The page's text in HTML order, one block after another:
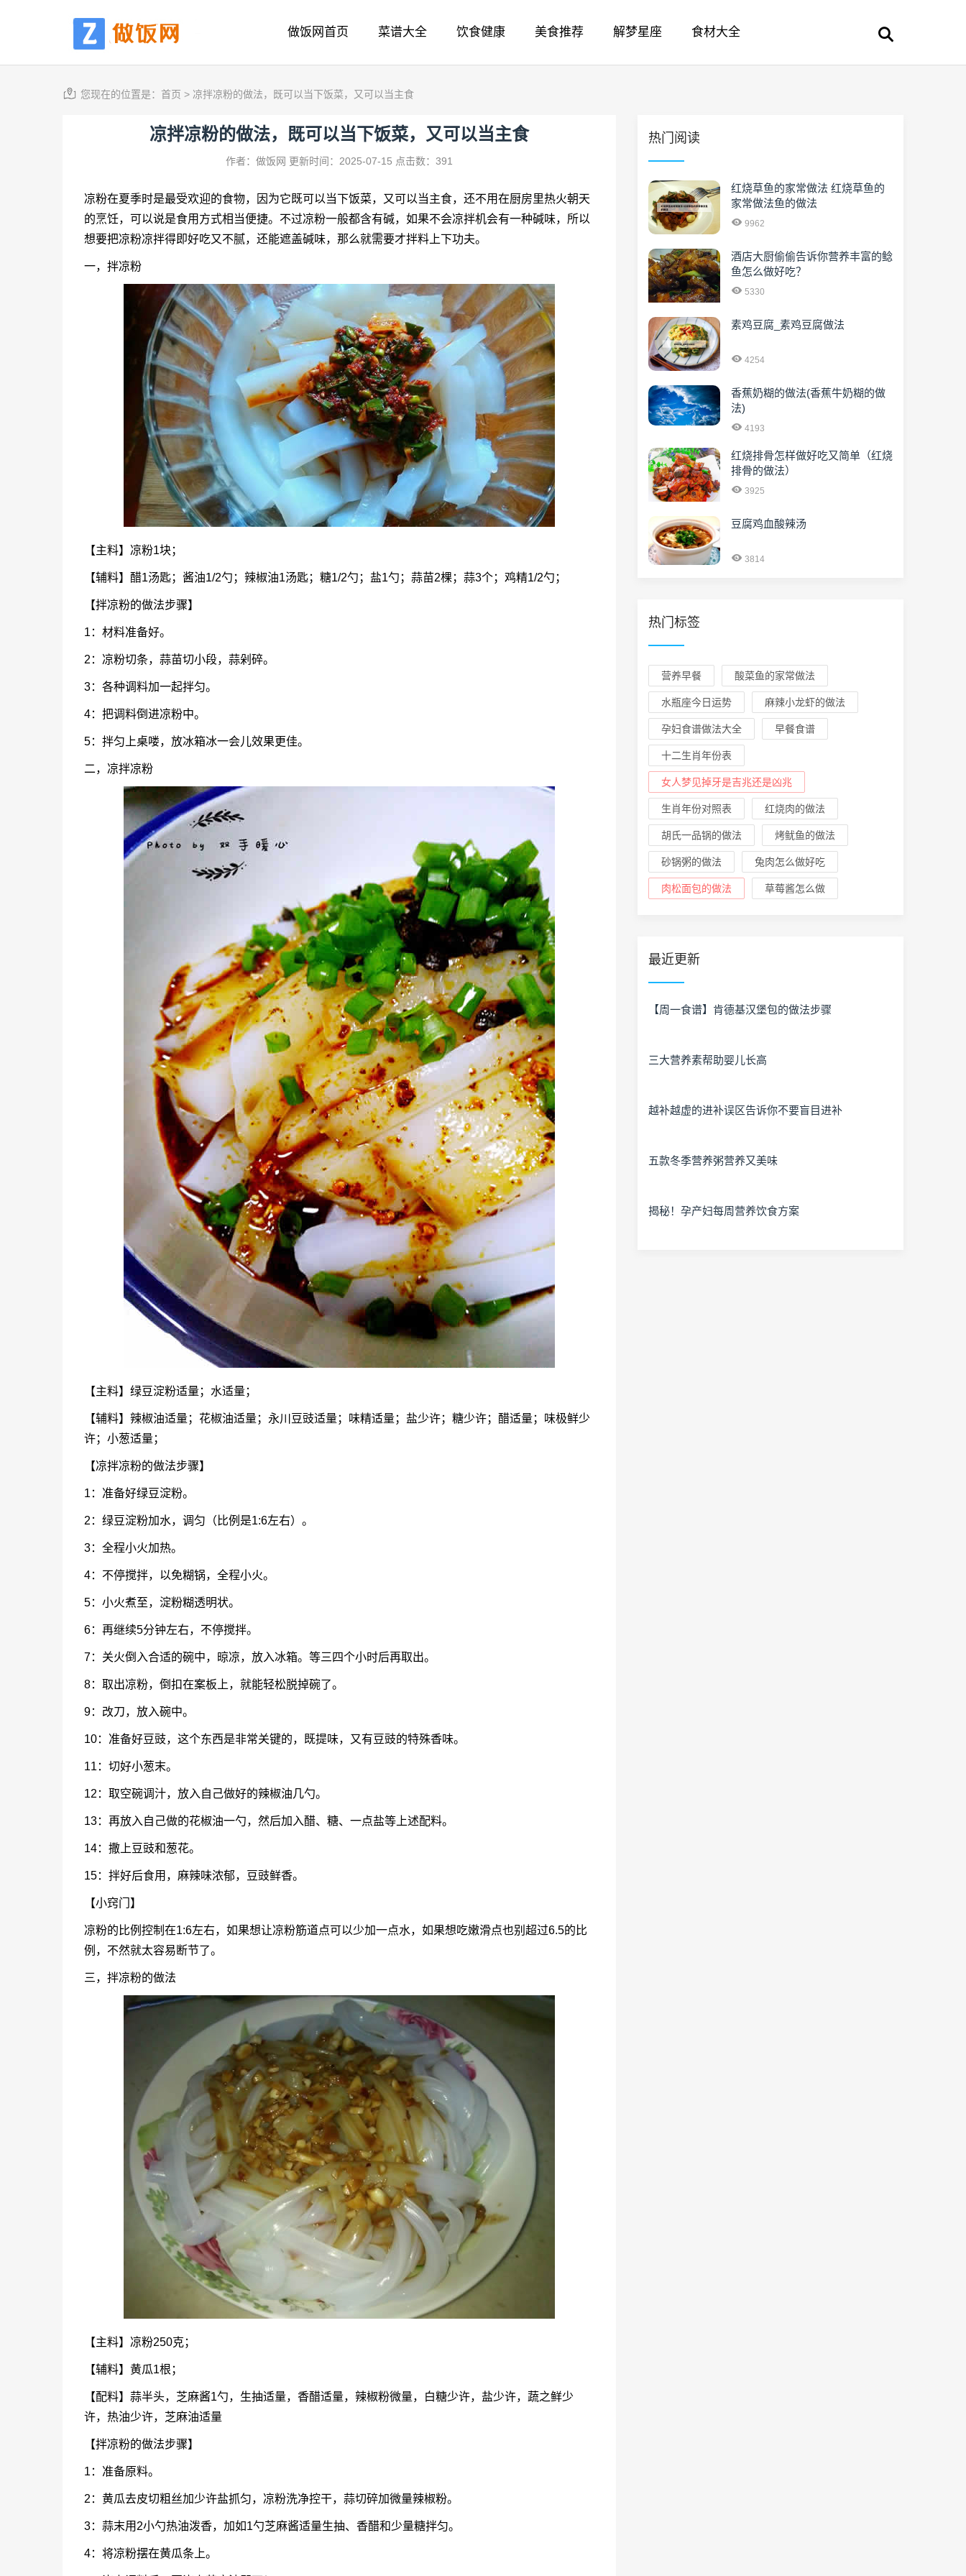
做饭网首页 菜谱大全 饮食健康 美食推荐 解梦星座 食材大全
您现在的位置是： 首页 > 凉拌凉粉的做法，既可以当下饭菜，又可以当主食
凉拌凉粉的做法，既可以当下饭菜，又可以当主食
作者：做饭网 更新时间：2025-07-15 点击数：391
凉粉在夏季时是最受欢迎的食物，因为它既可以当下饭菜，又可以当主食，还不用在厨房里热火朝天
的烹饪，可以说是食用方式相当便捷。不过凉粉一般都含有碱，如果不会凉拌机会有一种碱味，所以
想要把凉粉凉拌得即好吃又不腻，还能遮盖碱味，那么就需要才拌料上下功夫。
一，拌凉粉
【主料】凉粉1块；
【辅料】醋1汤匙；酱油1/2勺；辣椒油1汤匙；糖1/2勺；盐1勺；蒜苗2棵；蒜3个；鸡精1/2勺；
【拌凉粉的做法步骤】
1：材料准备好。
2：凉粉切条，蒜苗切小段，蒜剁碎。
3：各种调料加一起拌匀。
4：把调料倒进凉粉中。
5：拌匀上桌喽，放冰箱冰一会儿效果更佳。
二，凉拌凉粉
【主料】绿豆淀粉适量；水适量；
【辅料】辣椒油适量；花椒油适量；永川豆豉适量；味精适量；盐少许；糖少许；醋适量；味极鲜少
许；小葱适量；
【凉拌凉粉的做法步骤】
1：准备好绿豆淀粉。
2：绿豆淀粉加水，调匀（比例是1:6左右）。
3：全程小火加热。
4：不停搅拌，以免糊锅，全程小火。
5：小火煮至，淀粉糊透明状。
6：再继续5分钟左右，不停搅拌。
7：关火倒入合适的碗中，晾凉，放入冰箱。等三四个小时后再取出。
8：取出凉粉，倒扣在案板上，就能轻松脱掉碗了。
9：改刀，放入碗中。
10：准备好豆豉，这个东西是非常关键的，既提味，又有豆豉的特殊香味。
11：切好小葱末。
12：取空碗调汁，放入自己做好的辣椒油几勺。
13：再放入自己做的花椒油一勺，然后加入醋、糖、一点盐等上述配料。
14：撒上豆豉和葱花。
15：拌好后食用，麻辣味浓郁，豆豉鲜香。
【小窍门】
凉粉的比例控制在1:6左右，如果想让凉粉筋道点可以少加一点水，如果想吃嫩滑点也别超过6.5的比
例，不然就太容易断节了。
三，拌凉粉的做法
【主料】凉粉250克；
【辅料】黄瓜1根；
【配料】蒜半头，芝麻酱1勺，生抽适量，香醋适量，辣椒粉微量，白糖少许，盐少许，蔬之鲜少
许，热油少许，芝麻油适量
【拌凉粉的做法步骤】
1：准备原料。
2：黄瓜去皮切粗丝加少许盐抓匀，凉粉洗净控干，蒜切碎加微量辣椒粉。
3：蒜末用2小勺热油泼香，加如1勺芝麻酱适量生抽、香醋和少量糖拌匀。
4：将凉粉摆在黄瓜条上。
热门阅读
红烧草鱼的家常做法 红烧草鱼的
家常做法鱼的做法
9962
酒店大厨偷偷告诉你营养丰富的鲶
鱼怎么做好吃？
5330
素鸡豆腐_素鸡豆腐做法
4254
香蕉奶糊的做法(香蕉牛奶糊的做
法)
4193
红烧排骨怎样做好吃又简单（红烧
排骨的做法）
3925
豆腐鸡血酸辣汤
3814
热门标签
营养早餐 酸菜鱼的家常做法
水瓶座今日运势 麻辣小龙虾的做法
孕妇食谱做法大全 早餐食谱
十二生肖年份表
女人梦见掉牙是吉兆还是凶兆
生肖年份对照表 红烧肉的做法
胡氏一品锅的做法 烤鱿鱼的做法
砂锅粥的做法 兔肉怎么做好吃
肉松面包的做法 草莓酱怎么做
最近更新
【周一食谱】肯德基汉堡包的做法步骤
三大营养素帮助婴儿长高
越补越虚的进补误区告诉你不要盲目进补
五款冬季营养粥营养又美味
揭秘！孕产妇每周营养饮食方案